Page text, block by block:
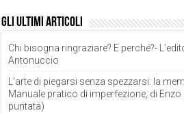
Gli ultimi articoli
Chi bisogna ringraziare? E perché?-
Antonuccio
L’arte di piegarsi senza spezzarsi: la
Manuale pratico di imperfezione, di
puntata)